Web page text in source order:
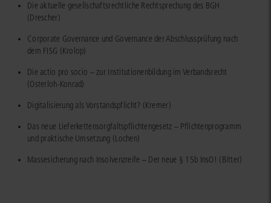
Die aktuelle gesellschaftsrechtliche Rechtsprechung des BGH
(Drescher)
Corporate Governance und Governance der Abschlussprüfung nach
dem FISG (Krolop)
Die actio pro socio – zur Institutionenbildung im Verbandsrecht
(Osterloh-Konrad)
Digitalisierung als Vorstandspflicht? (Kremer)
Das neue Lieferkettensorgfaltspflichtengesetz – Pflichtenprogramm
und praktische Umsetzung (Lochen)
Massesicherung nach Insolvenzreife – Der neue § 15b InsO! (Bitter)